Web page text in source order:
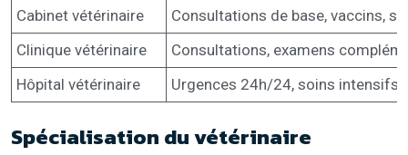
Cabinet vétérinaire
Consultations de base, vaccins,
Clinique vétérinaire
Consultations, examens
Hôpital vétérinaire
Urgences 24h/24, soins intensifs,
Spécialisation du vétérinaire